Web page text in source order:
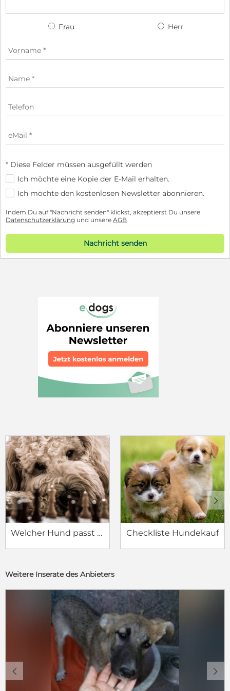
Frau Herr
* Diese Felder müssen ausgefüllt werden
Ich möchte eine Kopie der E-Mail erhalten.
Ich möchte den kostenlosen Newsletter abonnieren.
Indem Du auf "Nachricht senden" klickst, akzeptierst Du unsere
Datenschutzerklärung und unsere AGB
Nachricht senden
Welcher Hund passt zu mir? Checkliste Hundekauf
c d
Weitere Inserate des Anbieters
c d